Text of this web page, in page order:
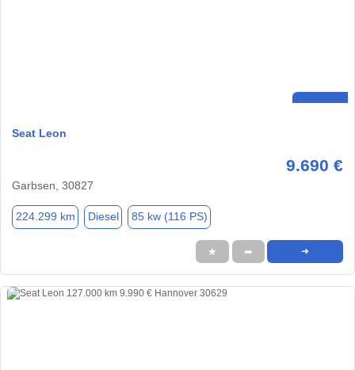
Seat Leon
9.690 €
Garbsen, 30827
224.299 km Diesel 85 kw (116 PS)
★ ➦ ➜